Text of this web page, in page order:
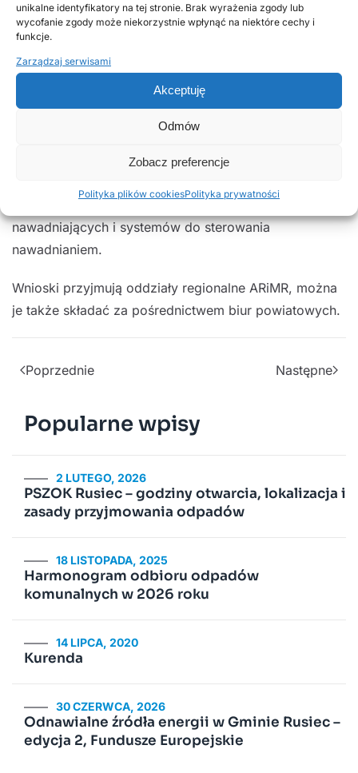
unikalne identyfikatory na tej stronie. Brak wyrażenia zgody lub
wycofanie zgody może niekorzystnie wpłynąć na niektóre cechy i
funkcje.
Zarządzaj serwisami
Akceptuję
Odmów
Zobacz preferencje
Polityka plików cookiesPolityka prywatności
zł. Obowiązuje brak podziału inwestycji na etapy –
złożenie wniosku o płatność końcową powinno
nastąpić przed upływem 24 miesięcy od dnia zawarcia
umowy o przyznaniu pomocy, lecz nie później niż do
budowę studni i zbiorników; zakup maszyn i urządzeń
odzyskiwania lub rozprowadzania wody, instalacji
nawadniających i systemów do sterowania
nawadnianiem.
Wnioski przyjmują oddziały regionalne ARiMR, można
je także składać za pośrednictwem biur powiatowych.
Poprzednie Następne
Popularne wpisy
2 LUTEGO, 2026
PSZOK Rusiec – godziny otwarcia, lokalizacja i
zasady przyjmowania odpadów
18 LISTOPADA, 2025
Harmonogram odbioru odpadów
komunalnych w 2026 roku
14 LIPCA, 2020
Kurenda
30 CZERWCA, 2026
Odnawialne źródła energii w Gminie Rusiec –
edycja 2, Fundusze Europejskie